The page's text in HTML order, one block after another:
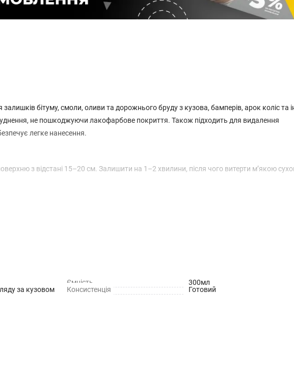
бітуму, смоли, оливи та дорожнього бруду з кузова, бамперів, арок коліс та
не пошкоджуючи лакофарбове покриття. Також підходить для видалення
легке нанесення.
з відстані 15–20 см. Залишити на 1–2 хвилини, після чого витерти м’якою
Ємність
300мл
за кузовом Консистенція
Готовий